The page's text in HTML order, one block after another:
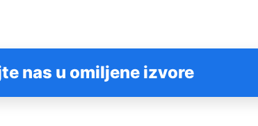
nas u omiljene izvore